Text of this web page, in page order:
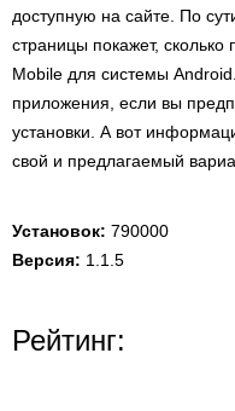
доступную на сайте. По
страницы покажет,
Mobile для системы
приложения, если вы
установки. А вот
свой и предлагаемый
Установок: 790000
Версия: 1.1.5
Рейтинг: